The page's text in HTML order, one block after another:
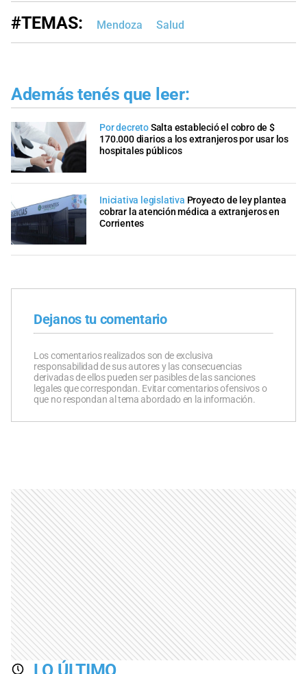
#TEMAS: Mendoza Salud
Además tenés que leer:
Por decretoSalta estableció el cobro de $
170.000 diarios a los extranjeros por usar los
hospitales públicos
Iniciativa legislativa Proyecto de ley plantea
cobrar la atención médica a extranjeros en
Corrientes
Dejanos tu comentario
Los comentarios realizados son de exclusiva
responsabilidad de sus autores y las consecuencias
derivadas de ellos pueden ser pasibles de las sanciones
legales que correspondan. Evitar comentarios ofensivos o
que no respondan al tema abordado en la información.